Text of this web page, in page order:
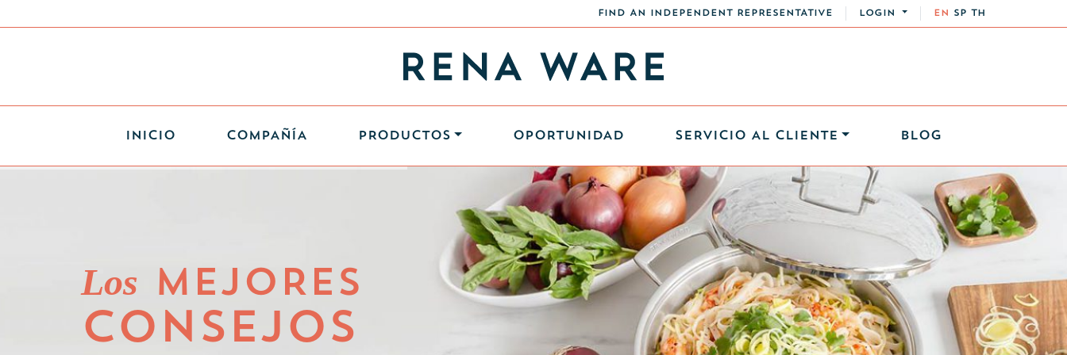
FIND AN INDEPENDENT REPRESENTATIVE LOGIN EN SP TH
INICIO COMPAÑÍA PRODUCTOS OPORTUNIDAD SERVICIO AL CLIENTE BLOG
Los MEJORES
CONSEJOS